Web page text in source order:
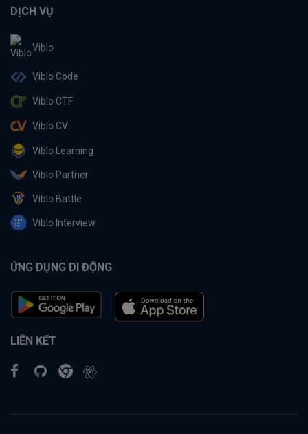
DỊCH VỤ
Viblo
Viblo Code
Viblo CTF
Viblo CV
Viblo Learning
Viblo Partner
Viblo Battle
Viblo Interview
ỨNG DỤNG DI ĐỘNG
LIÊN KẾT